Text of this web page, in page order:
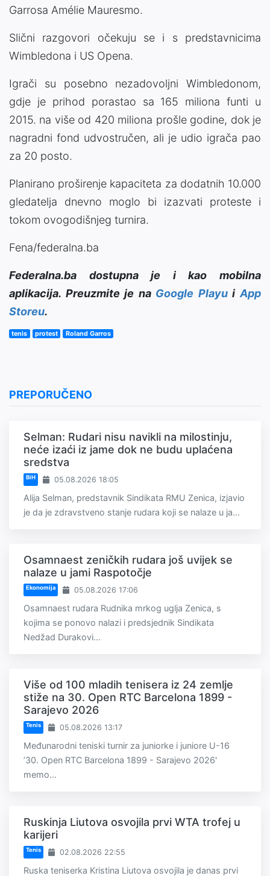
Garrosa Amélie Mauresmo.
Slični razgovori očekuju se i s predstavnicima
Wimbledona i US Opena.
Igrači su posebno nezadovoljni Wimbledonom,
gdje je prihod porastao sa 165 miliona funti u
2015. na više od 420 miliona prošle godine, dok je
nagradni fond udvostručen, ali je udio igrača pao
za 20 posto.
Planirano proširenje kapaciteta za dodatnih 10.000
gledatelja dnevno moglo bi izazvati proteste i
tokom ovogodišnjeg turnira.
Fena/federalna.ba
Federalna.ba dostupna je i kao mobilna
aplikacija. Preuzmite je na Google PlayuiApp
Storeu.
tenis protest Roland Garros
PREPORUČENO
Selman: Rudari nisu navikli na milostinju,
neće izaći iz jame dok ne budu uplaćena
sredstva
BiH 05.08.2026 18:05
Alija Selman, predstavnik Sindikata RMU Zenica, izjavio
je da je zdravstveno stanje rudara koji se nalaze u ja...
Osamnaest zeničkih rudara još uvijek se
nalaze u jami Raspotočje
Ekonomija 05.08.2026 17:06
Osamnaest rudara Rudnika mrkog uglja Zenica, s
kojima se ponovo nalazi i predsjednik Sindikata
Nedžad Durakovi...
Više od 100 mladih tenisera iz 24 zemlje
stiže na 30. Open RTC Barcelona 1899 -
Sarajevo 2026
Tenis 05.08.2026 13:17
Međunarodni teniski turnir za juniorke i juniore U-16
’30. Open RTC Barcelona 1899 - Sarajevo 2026'
memo...
Ruskinja Liutova osvojila prvi WTA trofej u
karijeri
Tenis 02.08.2026 22:55
Ruska teniserka Kristina Liutova osvojila je danas prvi